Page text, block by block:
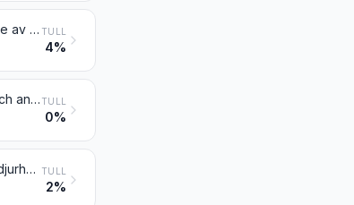
Konstgjorda blommor, blad och frukter samt delar till sådana varor; artiklar tillverkade av konstgjorda blommor, blad eller frukter TULL
4%
Människohår, rotvänt, tunnat, blekt eller på annat sätt bearbetat; ull, andra djurhår och andra textilmaterial, bearbetade för användning vid tillverkning av peruker o.d. TULL
0%
Peruker, lösskägg, lösa ögonbryn och ögonfransar, lösflätor o.d., av människohår, djurhår eller textilmaterial; varor av människohår, inte nämnda eller inbegripna någon annanstans TULL
2%